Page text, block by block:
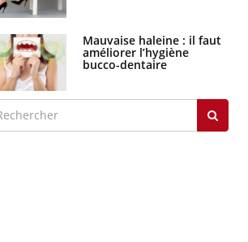
Mauvaise haleine : il faut
améliorer l’hygiène
bucco-dentaire